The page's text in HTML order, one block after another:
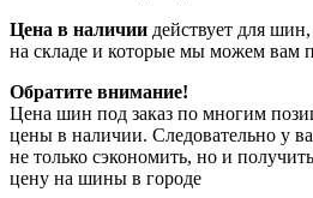
Цена в наличии действует для
на складе и которые мы можем вам
Обратите внимание!
Цена шин под заказ по многим
цены в наличии. Следовательно у
не только сэкономить, но и
цену на шины в городе